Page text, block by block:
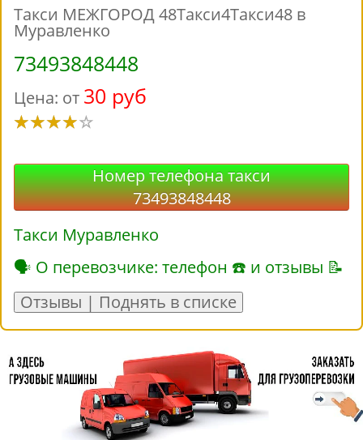
Такси МЕЖГОРОД 48Такси4Такси48 в
Муравленко
73493848448
Цена: от 30 руб
Номер телефона такси
73493848448
Такси Муравленко
🗣 О перевозчике: телефон ☎ и отзывы 📝
Отзывы | Поднять в списке